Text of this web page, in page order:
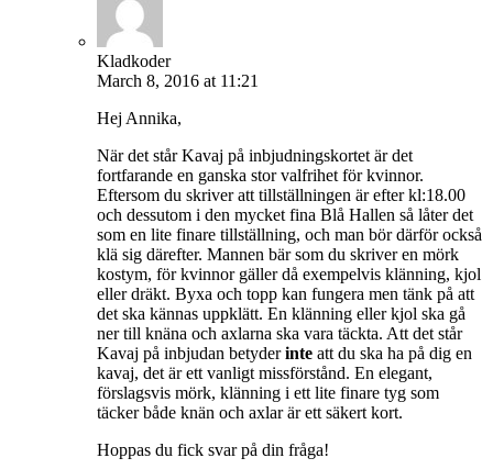
Kladkoder
March 8, 2016 at 11:21
Hej Annika,
När det står Kavaj på inbjudningskortet är det
fortfarande en ganska stor valfrihet för kvinnor.
Eftersom du skriver att tillställningen är efter kl:18.00
och dessutom i den mycket fina Blå Hallen så låter det
som en lite finare tillställning, och man bör därför också
klä sig därefter. Mannen bär som du skriver en mörk
kostym, för kvinnor gäller då exempelvis klänning, kjol
eller dräkt. Byxa och topp kan fungera men tänk på att
det ska kännas uppklätt. En klänning eller kjol ska gå
ner till knäna och axlarna ska vara täckta. Att det står
Kavaj på inbjudan betyderinte att du ska ha på dig en
kavaj, det är ett vanligt missförstånd. En elegant,
förslagsvis mörk, klänning i ett lite finare tyg som
täcker både knän och axlar är ett säkert kort.
Hoppas du fick svar på din fråga!